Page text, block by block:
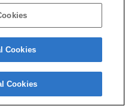
Cookies
Cookies